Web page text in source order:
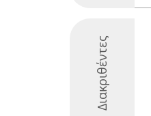
Διακριθέντες